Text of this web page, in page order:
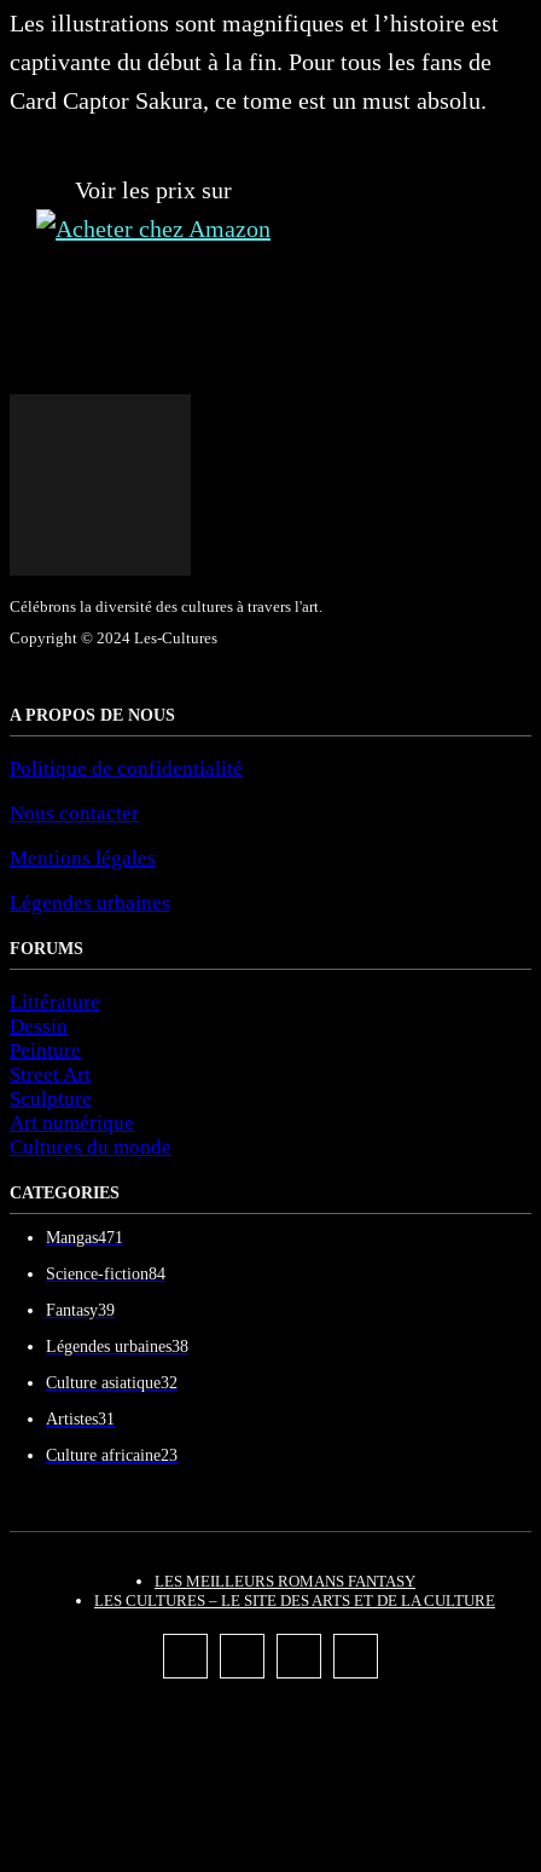
Les illustrations sont magnifiques et l’histoire est
captivante du début à la fin. Pour tous les fans de
Card Captor Sakura, ce tome est un must absolu.
Voir les prix sur
Célébrons la diversité des cultures à travers l'art.
Copyright © 2024 Les-Cultures
A PROPOS DE NOUS
Politique de confidentialité
Nous contacter
Mentions légales
Légendes urbaines
FORUMS
Littérature
Dessin
Peinture
Street Art
Sculpture
Art numérique
Cultures du monde
CATEGORIES
Mangas471
Science-fiction84
Fantasy39
Légendes urbaines38
Culture asiatique32
Artistes31
Culture africaine23
LES MEILLEURS ROMANS FANTASY
LES CULTURES – LE SITE DES ARTS ET DE LA CULTURE